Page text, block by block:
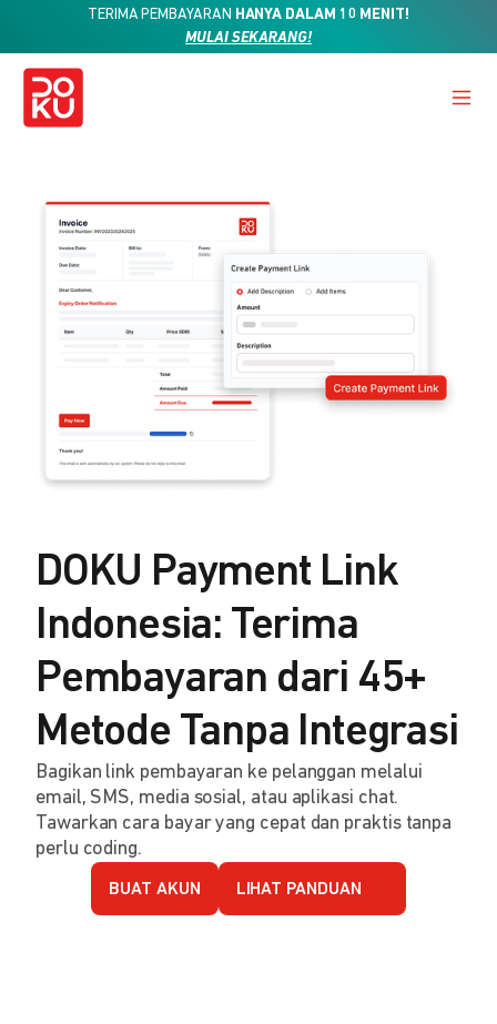
TERIMA PEMBAYARAN HANYA DALAM 10 MENIT!
MULAI SEKARANG!
DOKU Payment Link
Indonesia: Terima
Pembayaran dari 45+
Metode Tanpa Integrasi
Bagikan link pembayaran ke pelanggan melalui
email, SMS, media sosial, atau aplikasi chat.
Tawarkan cara bayar yang cepat dan praktis tanpa
perlu coding.
BUAT AKUN LIHAT PANDUAN